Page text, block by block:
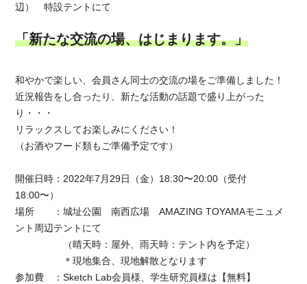
辺） 特設テントにて
「新たな交流の場、はじまります。」
和やかで楽しい、会員さん同士の交流の場をご準備しました！
近況報告をし合ったり、新たな活動の話題で盛り上がった
り・・・
リラックスしてお楽しみにください！
（お酒やフード類もご準備予定です）
開催日時：2022年7月29日（金）18:30〜20:00（受付
18:00〜）
場所 ：城址公園 南西広場 AMAZING TOYAMAモニュメ
ント周辺テントにて
（晴天時：屋外、雨天時：テント内を予定）
＊現地集合、現地解散となります
参加費 ：Sketch Lab会員様、学生研究員様は【無料】